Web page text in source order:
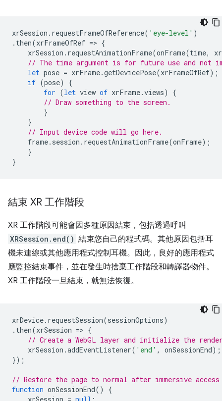
xrSession . requestFrameOfReference( 'eye-level' )
. then(xrFrameOfRef => {
xrSession . requestAnimationFrame(onFrame(time,
// The time argument is for future use and not
let pose = xrFrame.getDevicePose(xrFrameOfRef);
if (pose)
{
for (let view of xrFrame.views)
{
// Draw something to the screen.
}
}
// Input device code will go here.
frame. session . requestAnimationFrame(onFrame);
}
}
結束 XR 工作階段
XR 工作階段可能會因多種原因結束，包括透過呼叫
XRSession.end() 結束您自己的程式碼。其他原因包括耳
機未連線或其他應用程式控制耳機。因此，良好的應用程式
應監控結束事件，並在發生時捨棄工作階段和轉譯器物件。
XR 工作階段一旦結束，就無法恢復。
xrDevice. requestSession(sessionOptions)
. then(xrSession => {
// Create a WebGL layer and initialize the
xrSession .addEventListener( 'end' , onSessionEnd);
});
// Restore the page to normal after immersive access
function onSessionEnd()
{